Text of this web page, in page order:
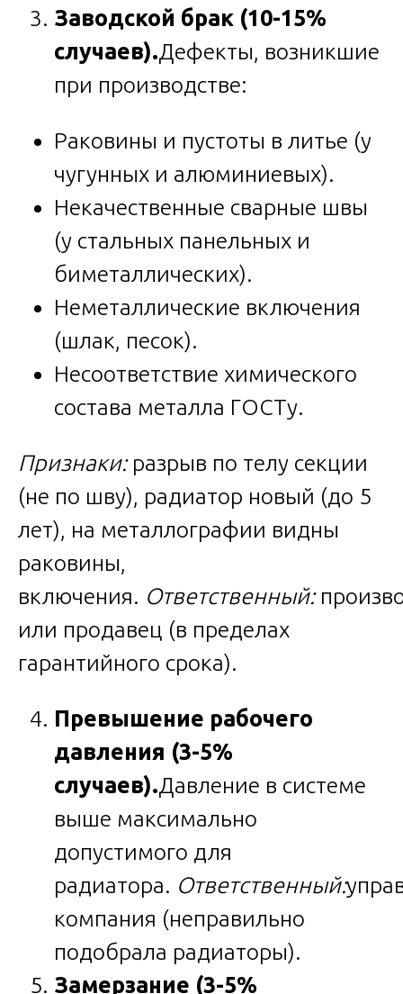
Заводской брак (10-15%
случаев).Дефекты, возникшие
при производстве:
Раковины и пустоты в литье (у
чугунных и алюминиевых).
Некачественные сварные швы
(у стальных панельных и
биметаллических).
Неметаллические включения
(шлак, песок).
Несоответствие химического
состава металла ГОСТу.
Признаки:разрыв по телу секции
(не по шву), радиатор новый (до 5
лет), на металлографии видны
раковины,
включения. Ответственный:
или продавец (в пределах
гарантийного срока).
Превышение рабочего
давления (3-5%
случаев).Давление в системе
выше максимально
допустимого для
радиатора. Ответственный:
компания (неправильно
подобрала радиаторы).
Замерзание (3-5%